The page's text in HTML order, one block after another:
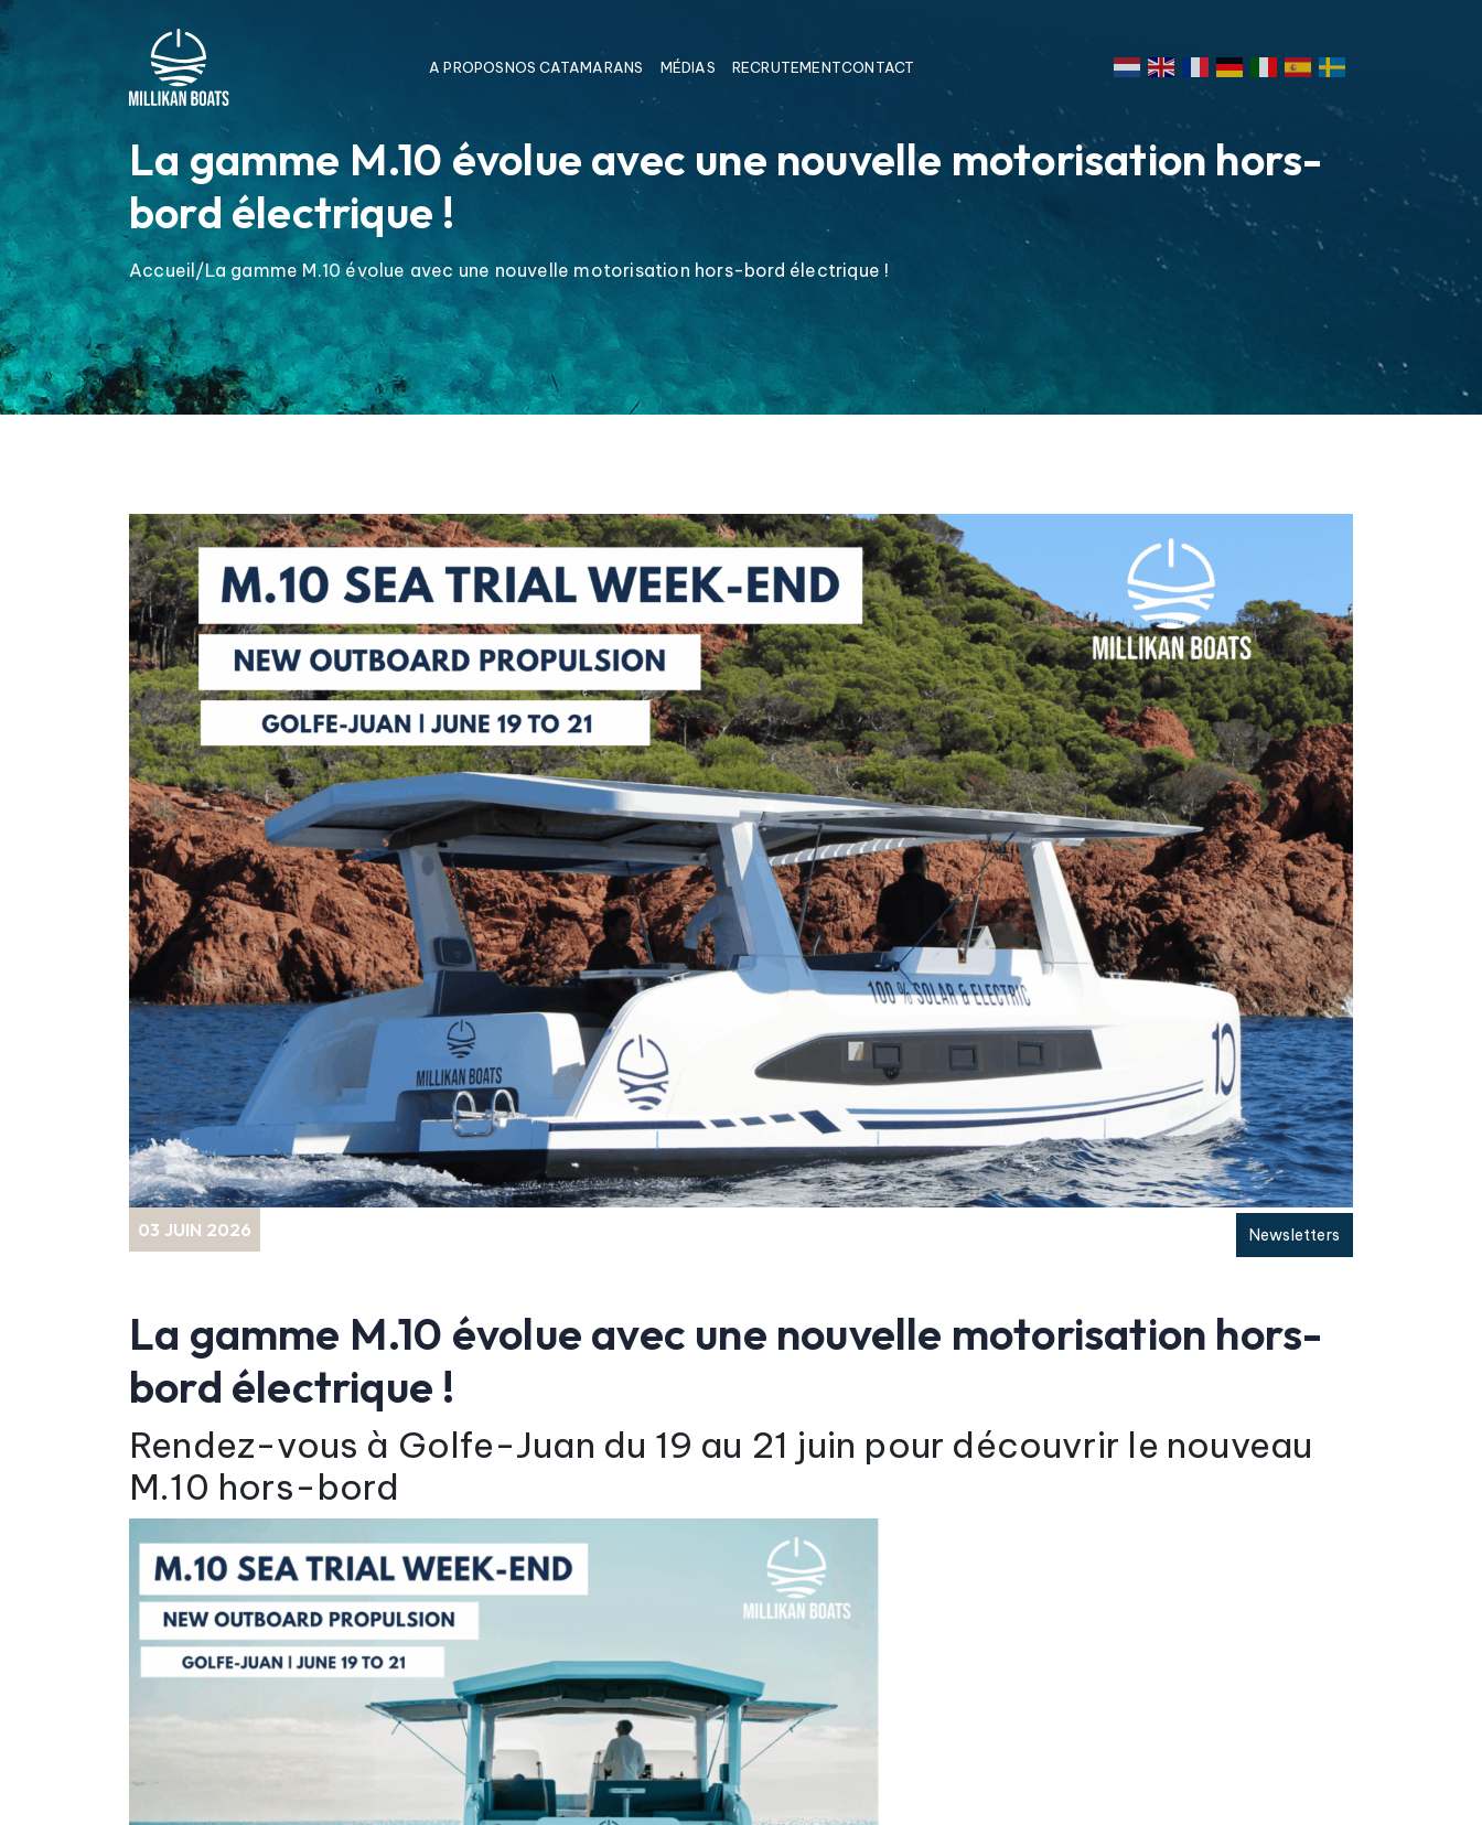
A PROPOSNOS CATAMARANS MÉDIAS RECRUTEMENTCONTACT
La gamme M.10 évolue avec une nouvelle motorisation hors-
bord électrique !
Accueil La gamme M.10 évolue avec une nouvelle motorisation hors-bord électrique !
03 JUIN 2026 Newsletters
La gamme M.10 évolue avec une nouvelle motorisation hors-
bord électrique !
Rendez-vous à Golfe-Juan du 19 au 21 juin pour découvrir le nouveau
M.10 hors-bord